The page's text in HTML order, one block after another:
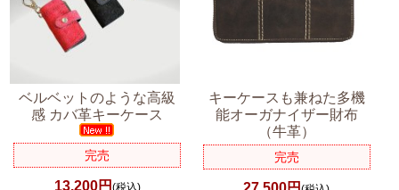
ベルベットのような高級
感 カバ革キーケース
完売
13,200円
キーケースも兼ねた多機
能オーガナイザー財布
（牛革）
完売